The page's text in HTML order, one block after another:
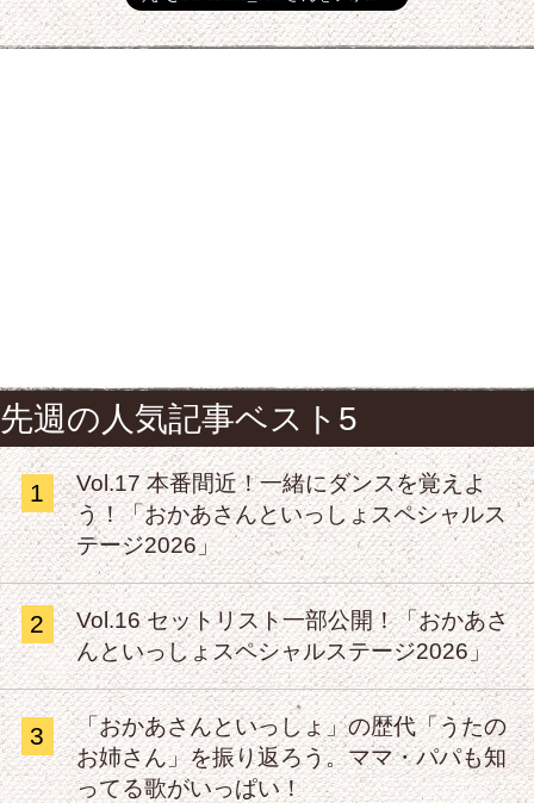
先週の人気記事ベスト5
1
Vol.17 本番間近！一緒にダンスを覚えよ
う！「おかあさんといっしょスペシャルス
テージ2026」
2
Vol.16 セットリスト一部公開！「おかあさ
んといっしょスペシャルステージ2026」
3
「おかあさんといっしょ」の歴代「うたの
お姉さん」を振り返ろう。ママ・パパも知
ってる歌がいっぱい！